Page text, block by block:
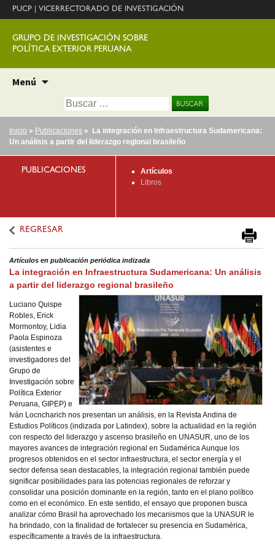
PUCP VICERRECTORADO DE INVESTIGACIÓN
GRUPO DE INVESTIGACIÓN SOBRE
POLÍTICA EXTERIOR PERUANA
Menú
contenido
Buscar:
Inicio » Publicaciones » La integración en Infraestructura Sudamericana:
Un análisis a partir del liderazgo regional brasileño
PUBLICACIONES
Artículos
Libros
REGRESAR
Artículos en publicación periódica indizada
La integración en Infraestructura Sudamericana: Un análisis
a partir del liderazgo regional brasileño
Luciano Quispe
Robles, Erick
Mormontoy, Lidia
Paola Espinoza
(asistentes e
investigadores del
Grupo de
Investigación sobre
Política Exterior
Peruana, GIPEP) e
Iván Locncharich nos presentan un análisis, en la Revista Andina de
Estudios Políticos (indizada por Latindex), sobre la actualidad en la región
con respecto del liderazgo y ascenso brasileño en UNASUR, uno de los
mayores avances de integración regional en Sudamérica Aunque los
progresos obtenidos en el sector infraestructura, el sector energía y el
sector defensa sean destacables, la integración regional también puede
significar posibilidades para las potencias regionales de reforzar y
consolidar una posición dominante en la región, tanto en el plano político
como en el económico. En este sentido, el ensayo que proponen busca
analizar cómo Brasil ha aprovechado los mecanismos que la UNASUR le
ha brindado, con la finalidad de fortalecer su presencia en Sudamérica,
específicamente a través de la infraestructura.